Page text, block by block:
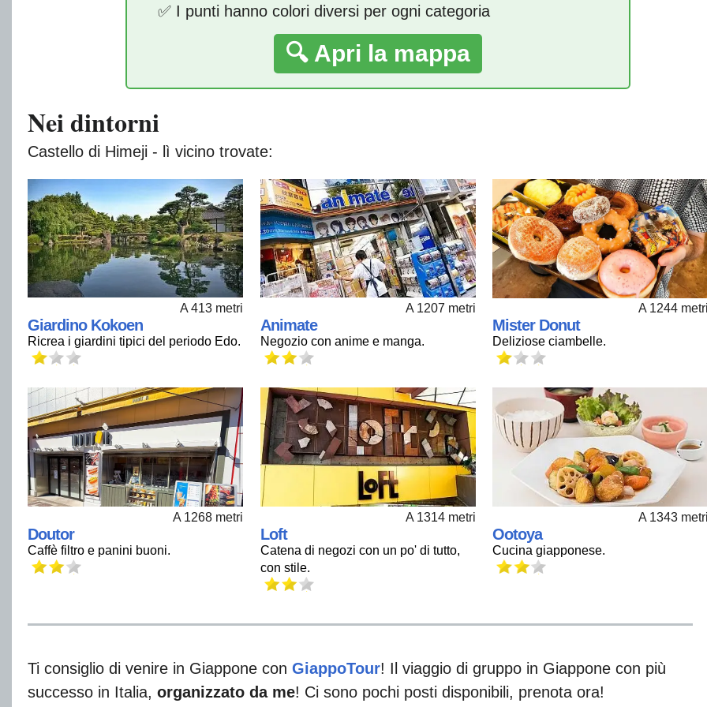
✅ I punti hanno colori diversi per ogni categoria
🔍 Apri la mappa
Nei dintorni
Castello di Himeji - lì vicino trovate:
A 413 metri
Giardino Kokoen
Ricrea i giardini tipici del periodo Edo.
A 1207 metri
Animate
Negozio con anime e manga.
A 1244
Mister Donut
Deliziose ciambelle.
A 1268 metri
Doutor
Caffè filtro e panini buoni.
A 1314 metri
Loft
Catena di negozi con un po' di tutto,
con stile.
A 1343
Ootoya
Cucina giapponese.
Ti consiglio di venire in Giappone con GiappoTour! Il viaggio di gruppo in Giappone con più
successo in Italia, organizzato da me! Ci sono pochi posti disponibili, prenota ora!